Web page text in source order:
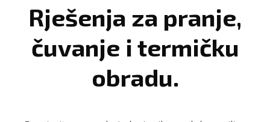
Rješenja za pranje,
čuvanje i termičku
obradu.